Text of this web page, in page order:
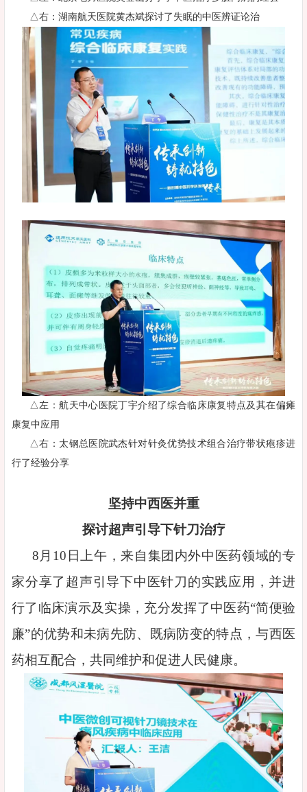
△右：湖南航天医院黄杰斌探讨了失眠的中医辨证论治
△左：航天中心医院丁宇介绍了综合临床康复特点及其在偏瘫
康复中应用
△右：太钢总医院武杰针对针灸优势技术组合治疗带状疱疹进
行了经验分享
坚持中西医并重
探讨超声引导下针刀治疗
8月10日上午，来自集团内外中医药领域的专
家分享了超声引导下中医针刀的实践应用，并进
行了临床演示及实操，充分发挥了中医药“简便验
廉”的优势和未病先防、既病防变的特点，与西医
药相互配合，共同维护和促进人民健康。